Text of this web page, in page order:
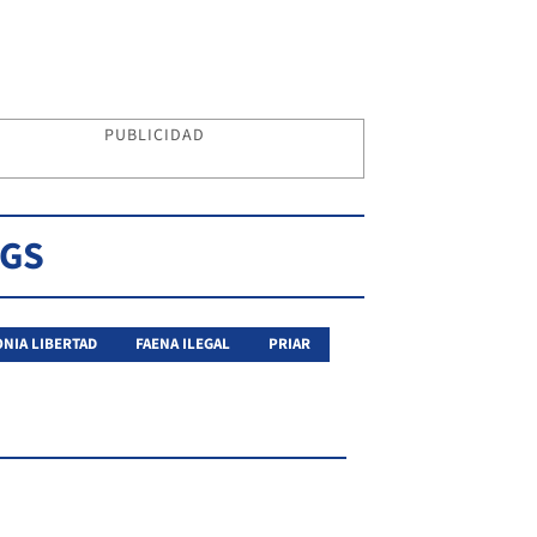
PUBLICIDAD
LIBERTAD FAENA ILEGAL PRIAR